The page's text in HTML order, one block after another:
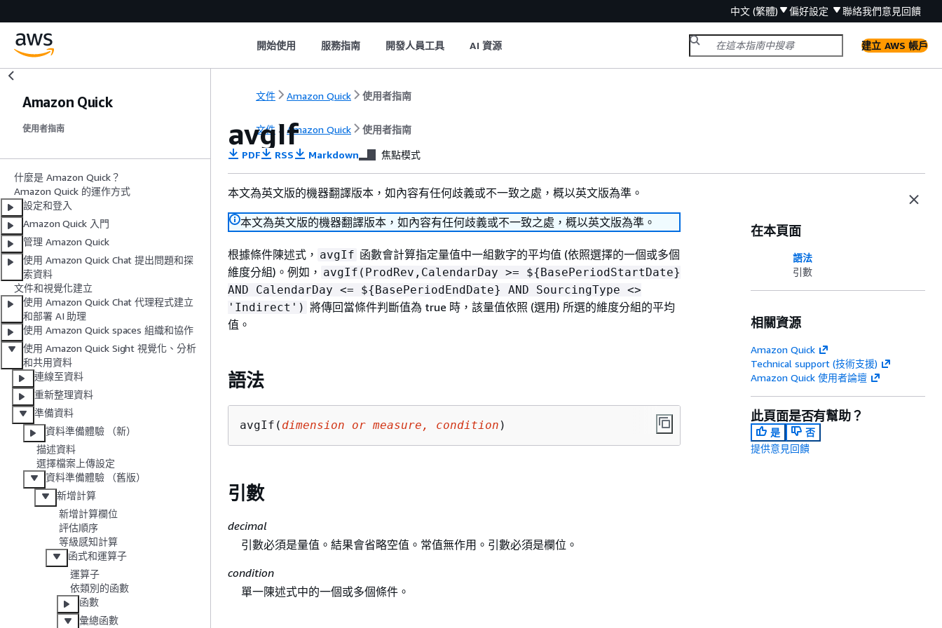
中文 (繁體) 偏好設定 聯絡我們意見回饋
開始使用 服務指南 開發人員工具 AI 資源 建立 AWS 帳戶
Amazon Quick
使用者指南
什麼是 Amazon Quick？
Amazon Quick 的運作方式
設定和登入
Amazon Quick 入門
管理 Amazon Quick
使用 Amazon Quick Chat 提出問題和探
索資料
文件和視覺化建立
使用 Amazon Quick Chat 代理程式建立
和部署 AI 助理
使用 Amazon Quick spaces 組織和協作
使用 Amazon Quick Sight 視覺化、分析
和共用資料
連線至資料
重新整理資料
準備資料
資料準備體驗 （新）
描述資料
選擇檔案上傳設定
資料準備體驗 （舊版）
新增計算
新增計算欄位
評估順序
等級感知計算
函式和運算子
運算子
依類別的函數
函數
彙總函數
文件 Amazon Quick 使用者指南
文件 Amazon Quick 使用者指南
avgIf
PDF RSS Markdown 焦點模式
本文為英文版的機器翻譯版本，如內容有任何歧義或不一致之處，概以英文版為準。
本文為英文版的機器翻譯版本，如內容有任何歧義或不一致之處，概以英文版為準。
根據條件陳述式， avgIf 函數會計算指定量值中一組數字的平均值 (依照選擇的一個或多個
維度分組)。例如， avgIf(ProdRev,CalendarDay >= ${BasePeriodStartDate}
AND CalendarDay <= ${BasePeriodEndDate} AND SourcingType <>
'Indirect') 將傳回當條件判斷值為 true 時，該量值依照 (選用) 所選的維度分組的平均
值。
語法
avgIf( dimension or measure, condition )
引數
decimal
引數必須是量值。結果會省略空值。常值無作用。引數必須是欄位。
condition
單一陳述式中的一個或多個條件。
在本頁面
語法
引數
相關資源
Amazon Quick
Technical support (技術支援)
Amazon Quick 使用者論壇
此頁面是否有幫助？
是
否
提供意見回饋